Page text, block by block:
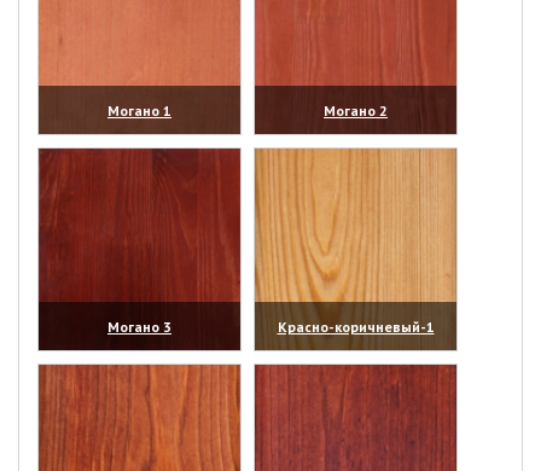
Могано 1
(увеличить)
Могано 2
(увеличить)
Могано 3
(увеличить)
Красно-коричневый-1
(увеличить)